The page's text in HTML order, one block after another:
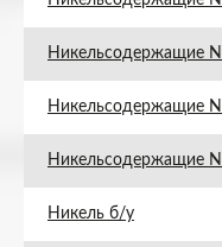
Никельсодержащие
Никельсодержащие
Никельсодержащие
Никель б/у